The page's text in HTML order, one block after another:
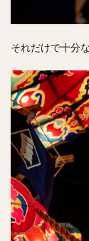
それだけで十分